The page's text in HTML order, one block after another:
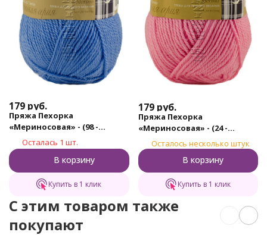
179 руб.
Пряжа Пехорка
«Мериносовая» - (98 -
Лесной колокольчик)
Осталась 1 шт.
В корзину
Купить в 1 клик
179 руб.
Пряжа Пехорка
«Мериносовая» - (24 -
Орхидея)
Осталось несколько штук
В корзину
Купить в 1 клик
C этим товаром также
покупают